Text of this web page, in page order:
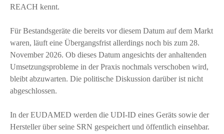
REACH kennt.
Für Bestandsgeräte die bereits vor diesem Datum auf dem Markt
waren, läuft eine Übergangsfrist allerdings noch bis zum 28.
November 2026. Ob dieses Datum angesichts der anhaltenden
Umsetzungsprobleme in der Praxis nochmals verschoben wird,
bleibt abzuwarten. Die politische Diskussion darüber ist nicht
abgeschlossen.
In der EUDAMED werden die UDI-ID eines Geräts sowie der
Hersteller über seine SRN gespeichert und öffentlich einsehbar.